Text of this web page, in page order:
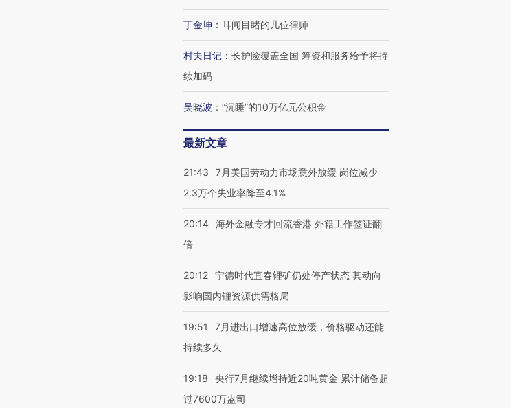
丁金坤 ： 耳闻目睹的几位律师
村夫日记 ： 长护险覆盖全国 筹资和服务给予将持
续加码
吴晓波 ： “沉睡”的10万亿元公积金
最新文章
21:43
7月美国劳动力市场意外放缓 岗位减少
2.3万个失业率降至4.1%
20:14 海外金融专才回流香港 外籍工作签证翻
倍
20:12 宁德时代宜春锂矿仍处停产状态 其动向
影响国内锂资源供需格局
19:51
7月进出口增速高位放缓，价格驱动还能
持续多久
19:18
央行7月继续增持近20吨黄金 累计储备超
过7600万盎司